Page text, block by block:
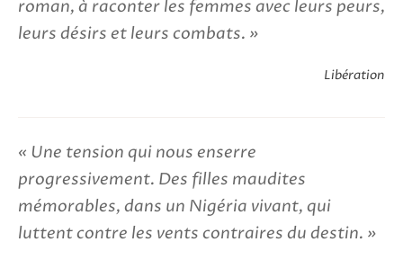
roman, à raconter les femmes avec leurs peurs,
leurs désirs et leurs combats.
Libération
Une tension qui nous enserre
progressivement. Des filles maudites
mémorables, dans un Nigéria vivant, qui
luttent contre les vents contraires du destin.